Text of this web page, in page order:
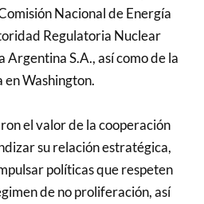
Nacional de Energía
Regulatoria Nuclear
S.A., así como de la
Washington.
el valor de la cooperación
su relación estratégica,
políticas que respeten
de no proliferación, así